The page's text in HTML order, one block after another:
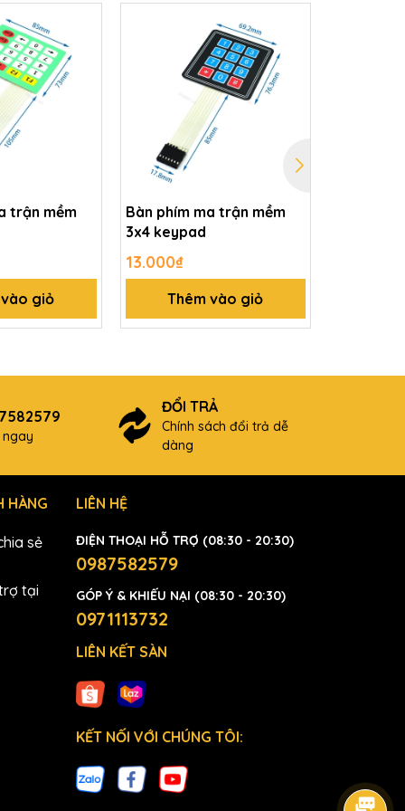
trận mềm
giỏ
Bàn phím ma trận mềm
3x4 keypad
13.000₫
Thêm vào giỏ
ĐỔI TRẢ
Chính sách đổi trả dễ
dàng
HÀNG
sẻ
tại
LIÊN HỆ
ĐIỆN THOẠI HỖ TRỢ (08:30 - 20:30)
0987582579
GÓP Ý & KHIẾU NẠI (08:30 - 20:30)
0971113732
LIÊN KẾT SÀN
KẾT NỐI VỚI CHÚNG TÔI: